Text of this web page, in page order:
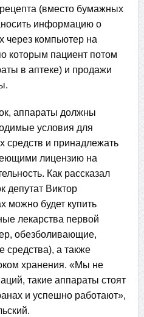
(вместо бумажных
информацию о
через компьютер на
которым пациент потом
в аптеке) и продажи
аппараты должны
условия для
средств и принадлежать
лицензию на
Как рассказал
депутат Виктор
можно будет купить
лекарства первой
обезболивающие,
средства), а также
хранения. «Мы не
такие аппараты стоят
и успешно работают»,